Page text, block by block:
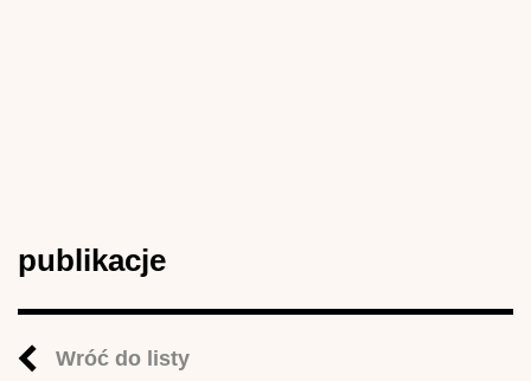
publikacje
Wróć do listy